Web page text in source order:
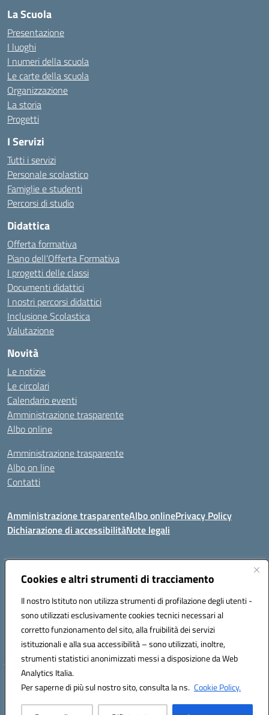
Cookies e altri strumenti di tracciamento
Il nostro Istituto non utilizza strumenti di profilazione degli utenti -
sono utilizzati esclusivamente cookies tecnici necessari al
corretto funzionamento del sito, alla fruibilità dei servizi
istituzionali e alla sua accessibilità – sono utilizzati, inoltre,
strumenti statistici anonimizzati messi a disposizione da Web
Analytics Italia.
Per saperne di più sul nostro sito, consulta la ns. Cookie Policy.
La Scuola
Presentazione
I luoghi
I numeri della scuola
Le carte della scuola
Organizzazione
La storia
Progetti
I Servizi
Tutti i servizi
Personale scolastico
Famiglie e studenti
Percorsi di studio
Didattica
Offerta formativa
Piano dell’Offerta Formativa
I progetti delle classi
Documenti didattici
I nostri percorsi didattici
Inclusione Scolastica
Valutazione
Novità
Le notizie
Le circolari
Calendario eventi
Amministrazione trasparente
Albo online
Amministrazione trasparente
Albo on line
Contatti
Amministrazione trasparenteAlbo onlinePrivacy Policy
Dichiarazione di accessibilitàNote legali
Indirizzo:Via Tirso, 07011 Bono (SS)
Posta elettronica certificata (PEC):ssic820006@pec.istruzione.it
Codice fiscale: 81000530907
Codice meccanografico: SSIC820006
Hosting & Powered by 3D Solution S.r.l.
Concept & Design by Designers Italia